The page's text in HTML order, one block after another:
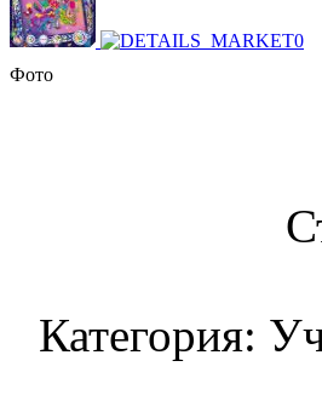
Фото
Категория: